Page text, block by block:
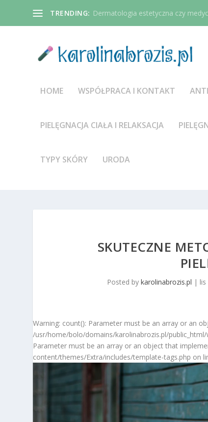
TRENDING: Dermatologia estetyczna czy
HOME WSPÓŁPRACA I KONTAKT
PIELĘGNACJA CIAŁA I RELAKSACJA
TYPY SKÓRY URODA
SKUTECZNE
Posted by karolinabrozis.pl |
Warning: count(): Parameter must be an array or an
/usr/home/bolo/domains/karolinabrozis.pl/
Parameter must be an array or an object that
content/themes/Extra/includes/template-tags.php on